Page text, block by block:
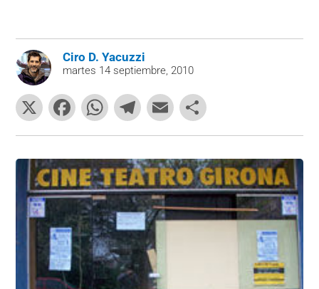
Ciro D. Yacuzzi
martes 14 septiembre, 2010
X
F
a
c
e
b
o
o
k
W
h
at
s
A
p
p
T
el
e
gr
a
m
E
m
ai
l
o
m
p
ar
tir